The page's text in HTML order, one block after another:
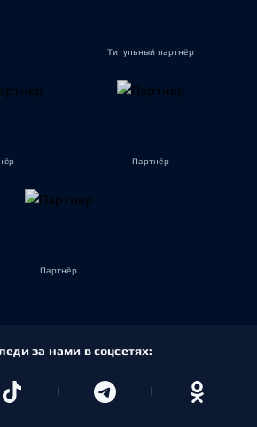
Титульный партнёр
Партнёр
Партнёр
за нами в соцсетях: